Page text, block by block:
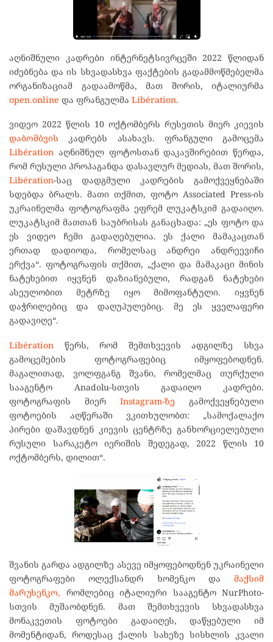
აღნიშნული კადრები ინტერნეტსივრცეში 2022 წლიდან
იძებნება და ის სხვადასხვა ფაქტების გადამმოწმებელმა
ორგანიზაციამ გადაამოწმა, მათ შორის, იტალიურმა
open.online და ფრანგულმა Libération.
ვიდეო 2022 წლის 10 ოქტომბერს რუსეთის მიერ კიევის
დაბომბვის კადრებს ასახავს. ფრანგული გამოცემა
Libération აღნიშნულ ფოტოსთან დაკავშირებით წერდა,
რომ რუსული პროპაგანდა დასავლურ მედიას, მათ შორის,
Libération-საც დადგმული კადრების გამოქვეყნებაში
სდებდა ბრალს. მათი თქმით, ფოტო Associated Press-ის
უკრაინელმა ფოტოგრაფმა ეფრემ ლუკატსკიმ გადაიღო.
ლუკატსკიმ მათთან საუბრისას განაცხადა: „ეს ფოტო და
ეს ვიდეო ჩემი გადაღებულია. ეს ქალი მამაკაცთან
ერთად დადიოდა, რომელსაც ანდრეი ანდრეევიჩი
ერქვა“. ფოტოგრაფის თქმით, „ქალი და მამაკაცი მინის
ნატეხებით იყვნენ დაზიანებული, რადგან ნატეხები
ასეულობით მეტრზე იყო მიმოფანტული. იყვნენ
დაჭრილებიც და დაღუპულებიც. მე ეს ყველაფერი
გადავიღე“.
Libération წერს, რომ შემთხვევის ადგილზე სხვა
გამოცემების ფოტოგრაფებიც იმყოფებოდნენ.
მაგალითად, ვოლფგანგ შვანი, რომელმაც თურქული
სააგენტო Anadolu-სთვის გადაიღო კადრები.
ფოტოგრაფის მიერ Instagram-ზე გამოქვეყნებული
ფოტოების აღწერაში ვკითხულობთ: „სამოქალაქო
პირები დაშავდნენ კიევის ცენტრზე განხორციელებული
რუსული სარაკეტო იერიშის შედეგად, 2022 წლის 10
ოქტომბერს, დილით“.
შვანის გარდა ადგილზე ასევე იმყოფებოდნენ უკრაინელი
ფოტოგრაფები ოლექსანდრ ხომენკო და მაქსიმ
მარუსენკო, რომლებიც იტალიური სააგენტო NurPhoto-
სთვის მუშაობდნენ. მათ შემთხვევის სხვადასხვა
მონაკვეთის ფოტოები გადაიღეს, დაწყებული იმ
მომენტიდან, როდესაც ქალის სახეზე სისხლის კვალი